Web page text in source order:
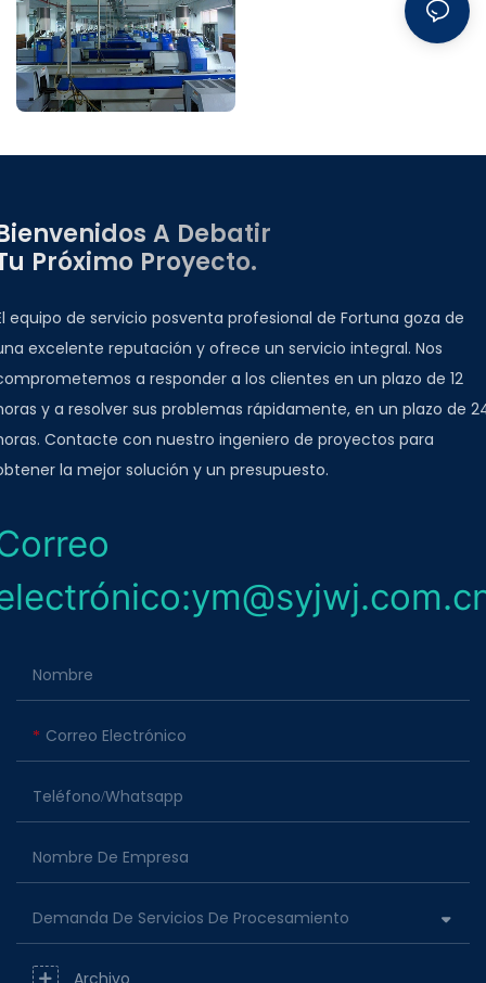
A Debatir
Próximo Proyecto.
equipo de servicio posventa profesional de Fortuna goza de
excelente reputación y ofrece un servicio integral. Nos
a responder a los clientes en un plazo de 12
y a resolver sus problemas rápidamente, en un plazo de
Contacte con nuestro ingeniero de proyectos para
la mejor solución y un presupuesto.
Nombre
Correo Electrónico
Teléfono/whatsapp
Nombre De Empresa
Demanda De Servicios De Procesamiento